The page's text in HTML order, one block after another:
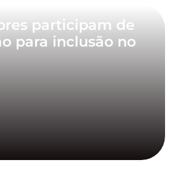
participam de
para inclusão no